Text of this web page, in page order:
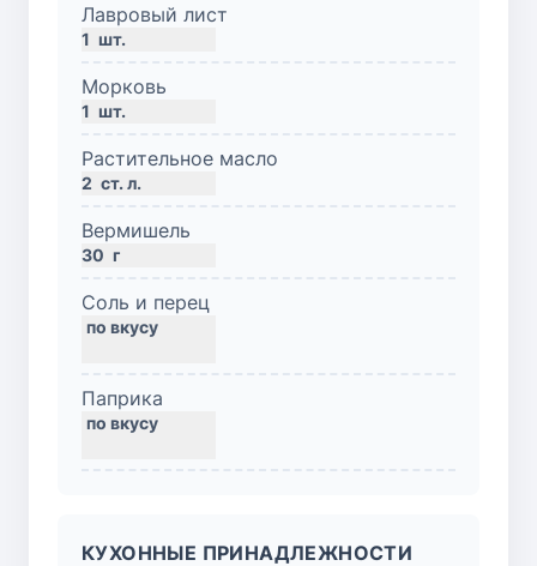
Лавровый лист
1 шт.
Морковь
1 шт.
Растительное масло
2 ст. л.
Вермишель
30 г
Соль и перец
Паприка
КУХОННЫЕ ПРИНАДЛЕЖНОСТИ